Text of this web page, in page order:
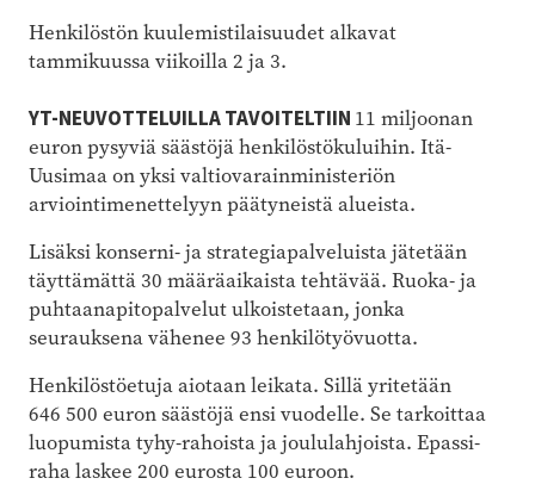
Henkilöstön kuulemistilaisuudet alkavat
tammikuussa viikoilla 2 ja 3.
YT-NEUVOTTELUILLA TAVOITELTIIN 11 miljoonan
euron pysyviä säästöjä henkilöstökuluihin. Itä-
Uusimaa on yksi valtiovarainministeriön
arviointimenettelyyn päätyneistä alueista.
Lisäksi konserni- ja strategiapalveluista jätetään
täyttämättä 30 määräaikaista tehtävää. Ruoka- ja
puhtaanapitopalvelut ulkoistetaan, jonka
seurauksena vähenee 93 henkilötyövuotta.
Henkilöstöetuja aiotaan leikata. Sillä yritetään
646 500 euron säästöjä ensi vuodelle. Se tarkoittaa
luopumista tyhy-rahoista ja joululahjoista. Epassi-
raha laskee 200 eurosta 100 euroon.